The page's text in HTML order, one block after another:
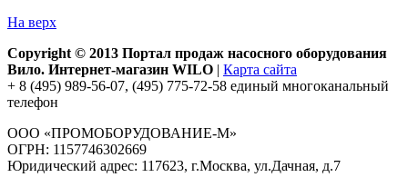
На верх
Copyright © 2013 Портал продаж насосного оборудования
Вило. Интернет-магазин WILO | Карта сайта
+ 8 (495) 989-56-07, (495) 775-72-58 единый многоканальный
телефон
ООО «ПРОМОБОРУДОВАНИЕ-М»
ОГРН: 1157746302669
Юридический адрес: 117623, г.Москва, ул.Дачная, д.7